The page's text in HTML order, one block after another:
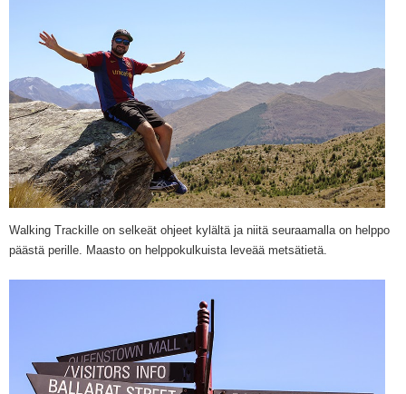
Walking Trackille on selkeät ohjeet kylältä ja niitä seuraamalla on helppo
päästä perille. Maasto on helppokulkuista leveää metsätietä.